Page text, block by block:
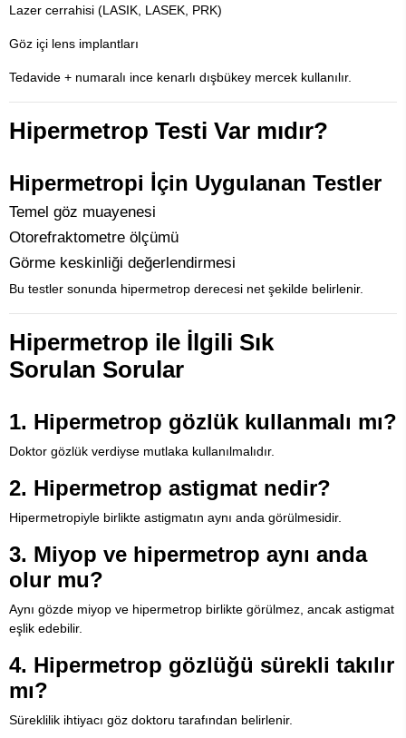
Lazer cerrahisi (LASIK, LASEK, PRK)
Göz içi lens implantları
Tedavide + numaralı ince kenarlı dışbükey mercek kullanılır.
Hipermetrop Testi Var mıdır?
Hipermetropi İçin Uygulanan Testler
Temel göz muayenesi
Otorefraktometre ölçümü
Görme keskinliği değerlendirmesi
Bu testler sonunda hipermetrop derecesi net şekilde belirlenir.
Hipermetrop ile İlgili Sık
Sorulan Sorular
1. Hipermetrop gözlük kullanmalı mı?
Doktor gözlük verdiyse mutlaka kullanılmalıdır.
2. Hipermetrop astigmat nedir?
Hipermetropiyle birlikte astigmatın aynı anda görülmesidir.
3. Miyop ve hipermetrop aynı anda
olur mu?
Aynı gözde miyop ve hipermetrop birlikte görülmez, ancak astigmat
eşlik edebilir.
4. Hipermetrop gözlüğü sürekli takılır
mı?
Süreklilik ihtiyacı göz doktoru tarafından belirlenir.